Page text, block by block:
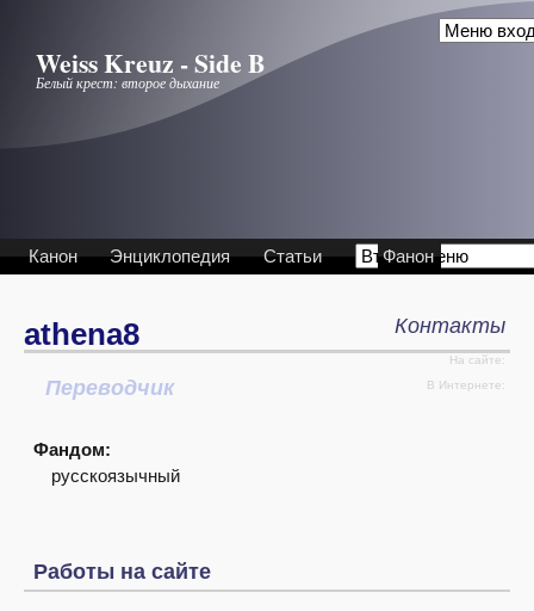
Weiss Kreuz - Side B
Белый крест: второе дыхание
Канон Энциклопедия Статьи Фанон
athena8
Переводчик
Фандом:
русскоязычный
Контакты
На сайте:
В Интернете:
Работы на сайте